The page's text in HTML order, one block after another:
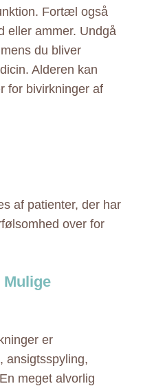
Fortæl også
eller ammer. Undgå
du bliver
Alderen kan
for bivirkninger af
af patienter, der har
over for
Mulige
er
ansigtsspyling,
meget alvorlig